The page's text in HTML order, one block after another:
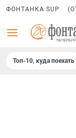
ФОНТАНКА SUP
Топ-10, куда поехать